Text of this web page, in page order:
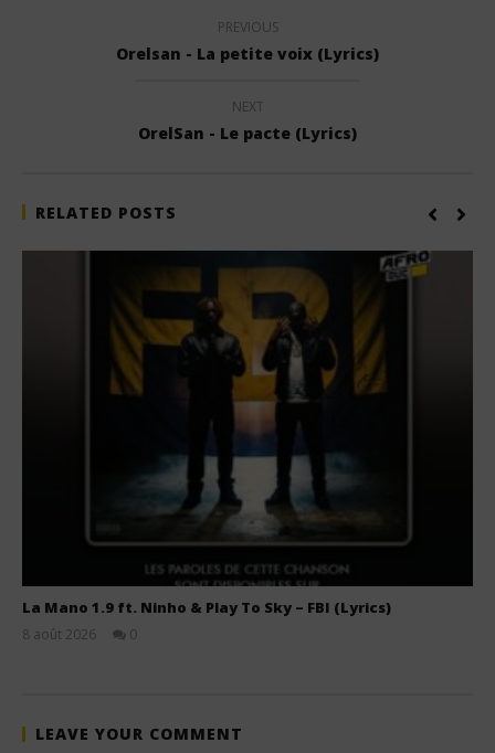
PREVIOUS
Orelsan - La petite voix (Lyrics)
NEXT
OrelSan - Le pacte (Lyrics)
RELATED POSTS
La Mano 1.9 ft. Ninho & Play To Sky – FBI (Lyrics)
8 août 2026
0
LEAVE YOUR COMMENT